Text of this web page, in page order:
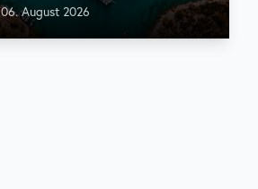
06. August 2026